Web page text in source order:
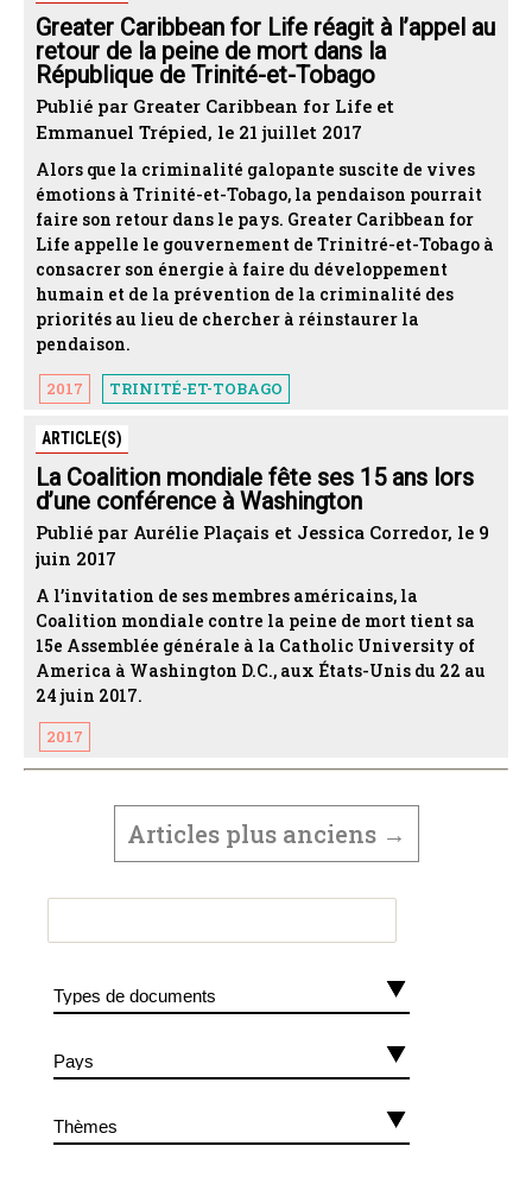
Greater Caribbean for Life réagit à l’appel au
retour de la peine de mort dans la
République de Trinité-et-Tobago
Publié par Greater Caribbean for Life et
Emmanuel Trépied, le 21 juillet 2017
Alors que la criminalité galopante suscite de vives
émotions à Trinité-et-Tobago, la pendaison pourrait
faire son retour dans le pays. Greater Caribbean for
Life appelle le gouvernement de Trinitré-et-Tobago à
consacrer son énergie à faire du développement
humain et de la prévention de la criminalité des
priorités au lieu de chercher à réinstaurer la
pendaison.
2017 TRINITÉ-ET-TOBAGO
ARTICLE(S)
La Coalition mondiale fête ses 15 ans lors
d’une conférence à Washington
Publié par Aurélie Plaçais et Jessica Corredor, le 9
juin 2017
A l’invitation de ses membres américains, la
Coalition mondiale contre la peine de mort tient sa
15e Assemblée générale à la Catholic University of
America à Washington D.C., aux États-Unis du 22 au
24 juin 2017.
2017
PAGINATION
PUBLICATIONS
Articlesplus anciens →